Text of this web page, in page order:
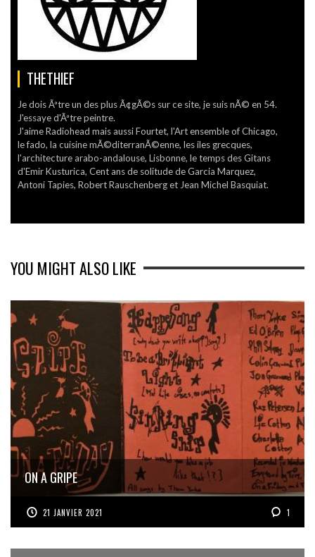
THETHIEF
Je dois Ãªtre un des plus Ã¢gÃ©s sur ce site, je suis nÃ© en 54.
J'essaye d'Ãªtre peintre.
J'aime Radiohead mais aussi Fourtet, l'Art ensemble of Chicago,
le fado, la cuisine mÃ©diterranÃ©enne, les iles grecques,
l'architecture arabo-andalouse, Lisbonne, le temps des Gitans
d'Emir Kusturica, Cent ans de solitude de Garcia Marquez,
Antoni Tapies, Robert Rauschenberg et Jean Michel Basquiat.
YOU MIGHT ALSO LIKE
ON A GRIPE
21 JANVIER 2021 1